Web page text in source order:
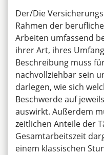
Der/Die
Rahmen der
Arbeiten umfassend
ihrer Art, ihres
Beschreibung muss
nachvollziehbar sein
darlegen, wie sich
Beschwerde auf
auswirkt. Außerdem
zeitlichen Anteile der
Gesamtarbeitszeit
einem klassischen